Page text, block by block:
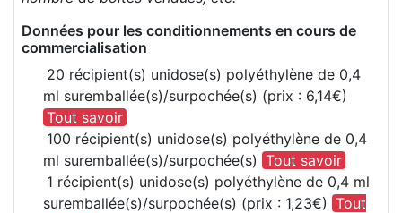
Données pour les conditionnements en cours de
commercialisation
20 récipient(s) unidose(s) polyéthylène de 0,4
ml suremballée(s)/surpochée(s) (prix : 6,14€)
Tout savoir
100 récipient(s) unidose(s) polyéthylène de 0,4
ml suremballée(s)/surpochée(s) Tout savoir
1 récipient(s) unidose(s) polyéthylène de 0,4 ml
suremballée(s)/surpochée(s) (prix : 1,23€) Tout